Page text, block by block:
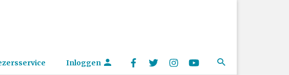
Inloggen